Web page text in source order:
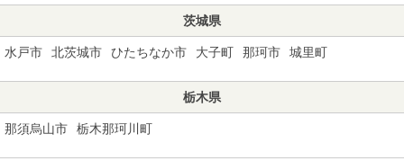
茨城県
水戸市 北茨城市 ひたちなか市 大子町 那珂市 城里町
栃木県
那須烏山市 栃木那珂川町